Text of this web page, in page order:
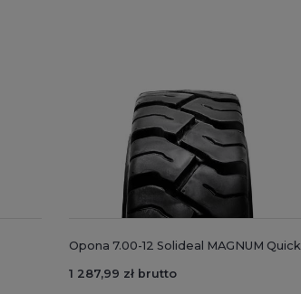
Opona 7.00-12 Solideal MAGNUM Quick
1 287,99 zł brutto